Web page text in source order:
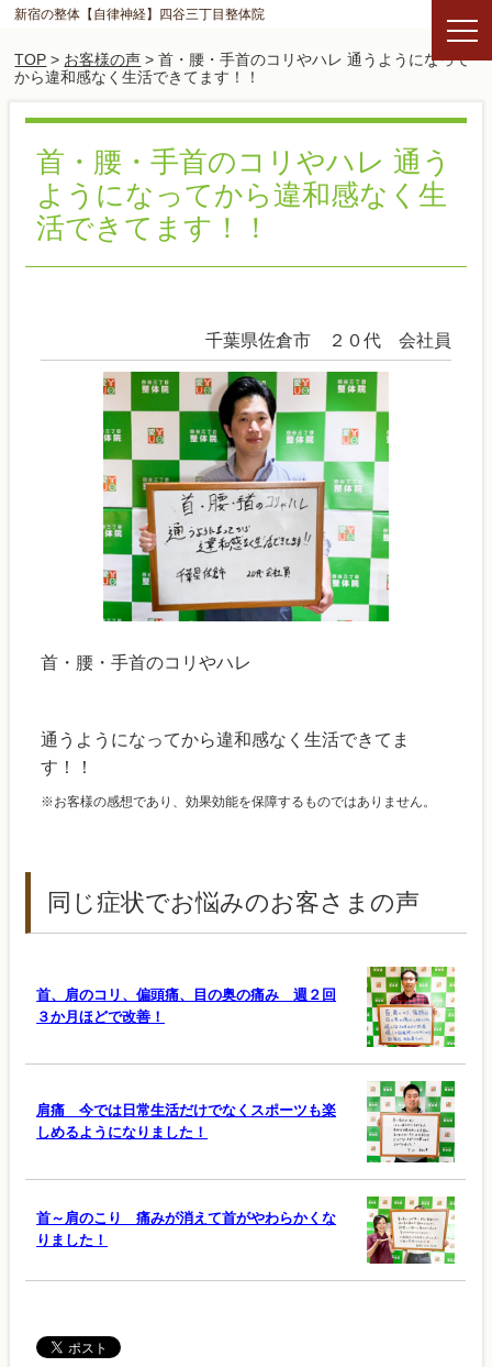
新宿の整体【自律神経】四谷三丁目整体院
TOP > お客様の声 > 首・腰・手首のコリやハレ 通うようになって
から違和感なく生活できてます！！
首・腰・手首のコリやハレ 通う
ようになってから違和感なく生
活できてます！！
千葉県佐倉市 ２０代 会社員
首・腰・手首のコリやハレ
通うようになってから違和感なく生活できてま
す！！
※お客様の感想であり、効果効能を保障するものではありません。
同じ症状でお悩みのお客さまの声
首、肩のコリ、偏頭痛、目の奥の痛み 週２回
３か月ほどで改善！
肩痛 今では日常生活だけでなくスポーツも楽
しめるようになりました！
首～肩のこり 痛みが消えて首がやわらかくな
りました！